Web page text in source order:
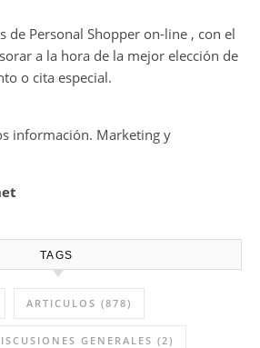
de Personal Shopper on-line , con el
a la hora de la mejor elección de
o cita especial.
información. Marketing y
TAGS
ARTICULOS (878)
GENERALES (2)